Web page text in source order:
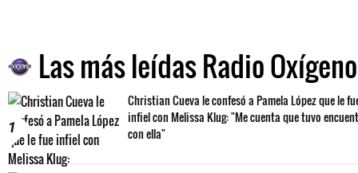
Las más leídas Radio Oxígeno
1
Christian Cueva le confesó a Pamela López que le
infiel con Melissa Klug: "Me cuenta que tuvo
con ella"